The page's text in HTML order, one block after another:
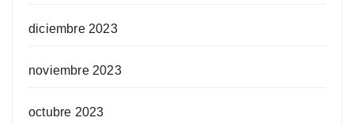
diciembre 2023
noviembre 2023
octubre 2023